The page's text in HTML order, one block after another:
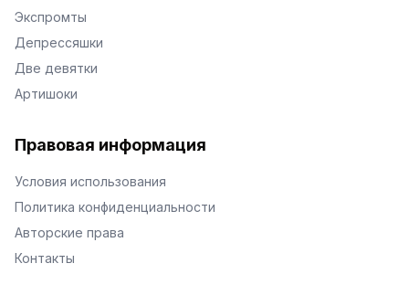
Экспромты
Депрессяшки
Две девятки
Артишоки
Правовая информация
Условия использования
Политика конфиденциальности
Авторские права
Контакты